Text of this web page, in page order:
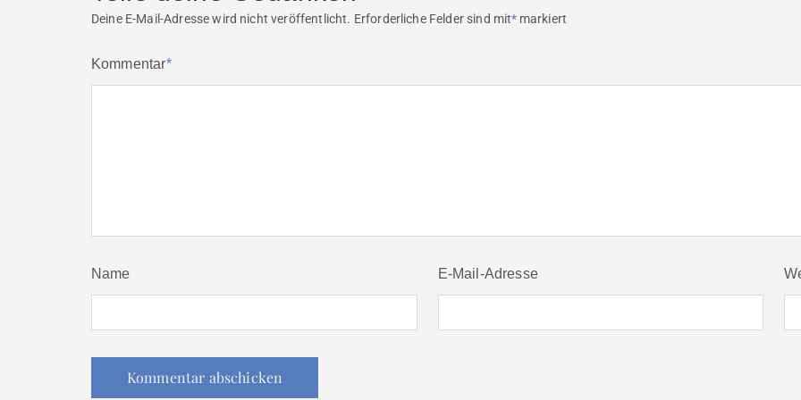
Deine E-Mail-Adresse wird nicht veröffentlicht. Erforderliche Felder sind mit*markiert
Kommentar*
Name E-Mail-Adresse